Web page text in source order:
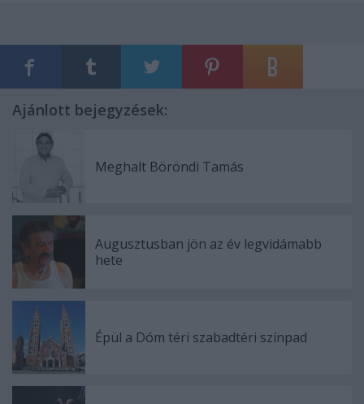
Ajánlott bejegyzések:
Meghalt Böröndi Tamás
Augusztusban jön az év legvidámabb
hete
Épül a Dóm téri szabadtéri színpad